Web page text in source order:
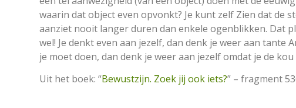
waarin dat object even opvonkt? Je kunt zelf Zien dat de
aanziet nooit langer duren dan enkele ogenblikken. Dat
wel! Je denkt even aan jezelf, dan denk je weer aan tante
je moet doen, dan denk je weer aan jezelf omdat je de
Uit het boek: “Bewustzijn. Zoek jij ook iets?” – fragment